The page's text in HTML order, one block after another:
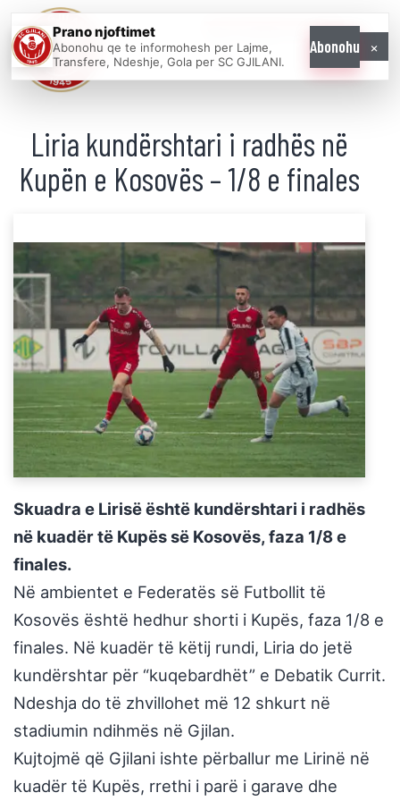
ONE
Liria kundërshtari i radhës në
Kupën e Kosovës – 1/8 e finales
Skuadra e Lirisë është kundërshtari i radhës
në kuadër të Kupës së Kosovës, faza 1/8 e
finales.
Në ambientet e Federatës së Futbollit të
Kosovës është hedhur shorti i Kupës, faza 1/8 e
finales. Në kuadër të këtij rundi, Liria do jetë
kundërshtar për “kuqebardhët” e Debatik Currit.
Ndeshja do të zhvillohet më 12 shkurt në
stadiumin ndihmës në Gjilan.
Kujtojmë që Gjilani ishte përballur me Lirinë në
kuadër të Kupës, rrethi i parë i garave dhe
Prano njoftimet
Abonohu qe te informohesh per Lajme,
Transfere, Ndeshje, Gola per SC GJILANI.
Abonohu ×